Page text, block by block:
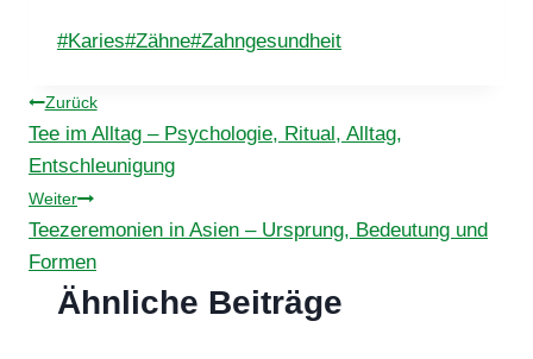
Schlagworte:
#Karies#Zähne#Zahngesundheit
Beitragsnavigation
Zurück
Tee im Alltag – Psychologie, Ritual, Alltag,
Entschleunigung
Weiter
Teezeremonien in Asien – Ursprung, Bedeutung und
Formen
Ähnliche Beiträge